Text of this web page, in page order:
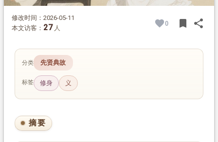
修改时间：2026-05-11
本文访客： 27 人
0 bookmark share
分类 先贤典故
标签 修身 义
摘要